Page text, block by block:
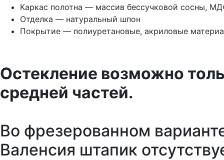
Каркас полотна — массив бессучковой сосны,
Отделка — натуральный шпон
Покрытие — полиуретановые, акриловые
Остекление возможно
средней частей.
Во фрезерованном
Валенсия штапик